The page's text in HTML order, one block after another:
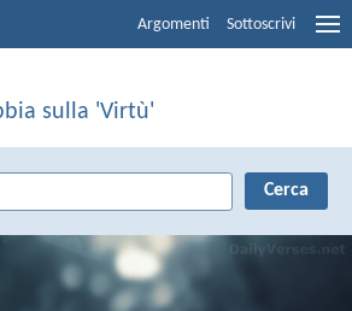
Argomenti Sottoscrivi
sulla 'Virtù'